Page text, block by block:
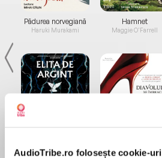
AudioTribe.ro folosește cookie-uri
Pădurea norvegiană
Haruki Murakami
Hamnet
Maggie O'Farrell